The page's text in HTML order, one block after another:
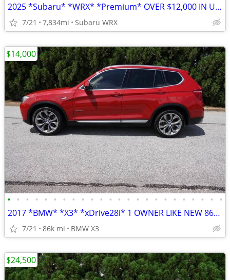
2025 *Subaru* *WRX* *Premium* OVER $12,000 IN UPGRADES
7/21 7,834mi Subaru WRX
• • • • • • • • • • • • • • • • • • • • • • • •
2017 *BMW* *X3* *xDrive28i* 1 OWNER LIKE NEW 86K MILES
7/21 86k mi BMW X3
$14,000
$24,500